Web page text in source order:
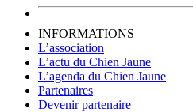
INFORMATIONS
L’association
L’actu du Chien Jaune
L’agenda du Chien Jaune
Partenaires
Devenir partenaire